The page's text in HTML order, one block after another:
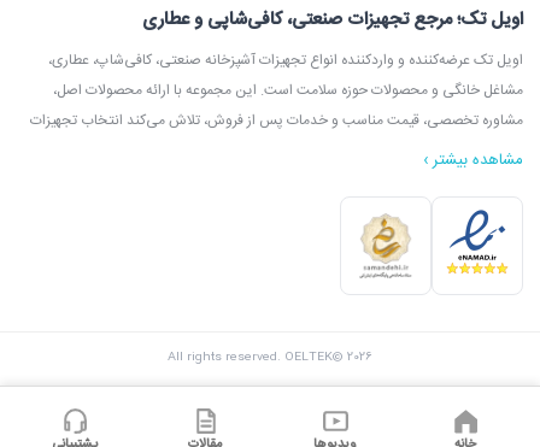
اویل تک؛ مرجع تجهیزات صنعتی، کافی‌شاپی و عطاری
اویل تک عرضه‌کننده و واردکننده انواع تجهیزات آشپزخانه صنعتی، کافی‌شاپ، عطاری،
مشاغل خانگی و محصولات حوزه سلامت است. این مجموعه با ارائه محصولات اصل،
مشاوره تخصصی، قیمت مناسب و خدمات پس از فروش، تلاش می‌کند انتخاب تجهیزات
در اویل تک می‌توانید انواع دستگاه آسیاب عطاری، آسیاب قهوه، دستگاه روغن‌گیری،
ارده‌گیری و کره‌گیری، دستگاه بخور، بویلر آب جوش، اسپرسوساز، گریل، سرخ‌کن، خمیرگیر،
پشتیبانی واقعی، گزینه‌ای مطمئن برای خرید تجهیزات صنعتی و فروشگاهی محسوب
می‌شود.
مشاهده بیشتر ›
All rights reserved. OELTEK© 2026